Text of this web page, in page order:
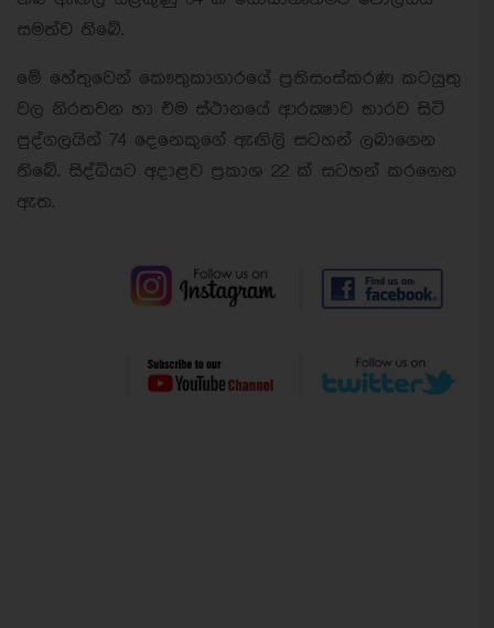
සමත්ව තිබේ.
මේ හේතුවෙන් කෞතුකාගාරයේ ප්‍රතිසංස්කරණ කටයුතු
වල නිරතවන හා එම ස්ථානයේ ආරක්‍ෂාව භාරව සිටි
පුද්ගලයින් 74 දෙනෙකුගේ ඇඟිලි සටහන් ලබාගෙන
තිබේ. සිද්ධියට අදාළව ප්‍රකාශ 22 ක් සටහන් කරගෙන
ඇත.